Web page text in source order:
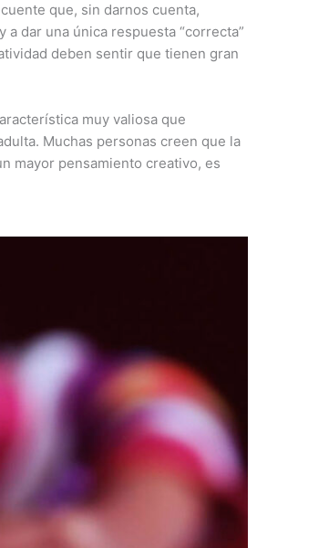
que, sin darnos cuenta,
dar una única respuesta “correcta”
deben sentir que tienen gran
muy valiosa que
Muchas personas creen que la
mayor pensamiento creativo, es